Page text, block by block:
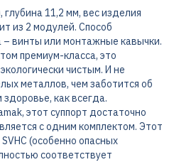
11,2 мм, вес изделия
из 2 модулей. Способ
– винты или монтажные кавычки.
премиум-класса, это
чистым. И не
металлов, чем заботится об
как всегда.
этот суппорт достаточно
с одним комплектом. Этот
(особенно опасных
соответствует